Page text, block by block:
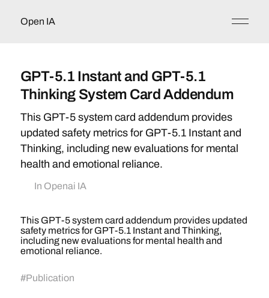
Open IA
GPT-5.1 Instant and GPT-5.1
Thinking System Card Addendum
This GPT-5 system card addendum provides
updated safety metrics for GPT-5.1 Instant and
Thinking, including new evaluations for mental
health and emotional reliance.
In Openai IA
This GPT-5 system card addendum provides updated
safety metrics for GPT-5.1 Instant and Thinking,
including new evaluations for mental health and
emotional reliance.
#Publication